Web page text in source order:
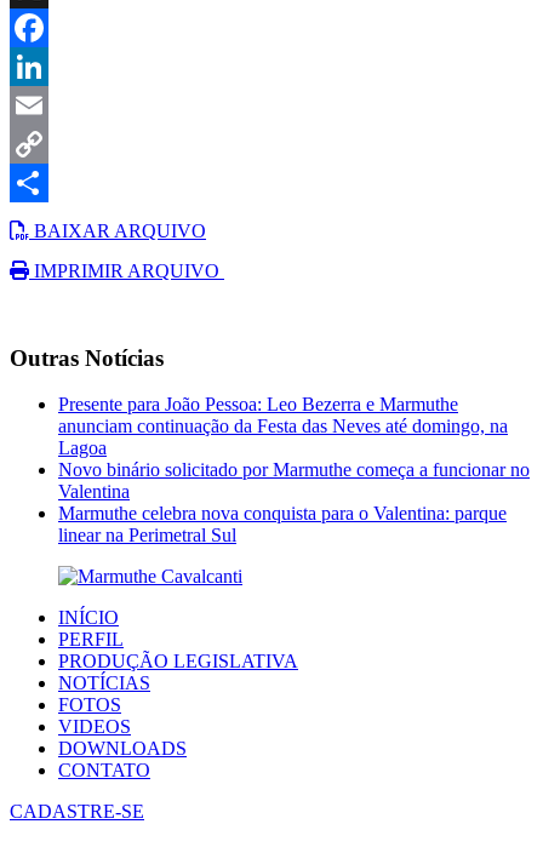
X
Facebook
LinkedIn
Email
Copy
Link
ShareBAIXAR ARQUIVO
IMPRIMIR ARQUIVO
Outras Notícias
Presente para João Pessoa: Leo Bezerra e Marmuthe
anunciam continuação da Festa das Neves até domingo, na
Lagoa
Novo binário solicitado por Marmuthe começa a funcionar no
Valentina
Marmuthe celebra nova conquista para o Valentina: parque
linear na Perimetral Sul
INÍCIO
PERFIL
PRODUÇÃO LEGISLATIVA
NOTÍCIAS
FOTOS
VIDEOS
DOWNLOADS
CONTATO
CADASTRE-SE